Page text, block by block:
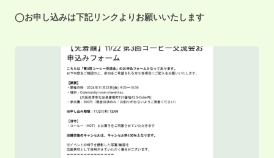
◯お申し込みは下記リンクよりお願いいたします